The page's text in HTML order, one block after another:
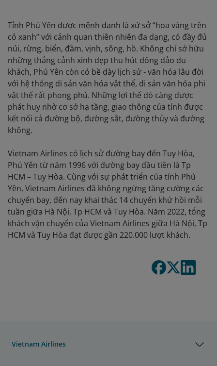
Tỉnh Phú Yên được mệnh danh là xứ sở “hoa vàng trên
cỏ xanh” với cảnh quan thiên nhiên đa dạng, có đầy đủ
núi, rừng, biển, đầm, vịnh, sông, hồ. Không chỉ sở hữu
những thắng cảnh xinh đẹp thu hút đông đảo du
khách, Phú Yên còn có bề dày lịch sử - văn hóa lâu đời
với hệ thống di sản văn hóa vật thể, di sản văn hóa phi
vật thể rất phong phú. Những lợi thế đó càng được
phát huy nhờ cơ sở hạ tầng, giao thông của tỉnh được
kết nối cả đường bộ, đường sắt, đường thủy và đường
không.
Vietnam Airlines có lịch sử đường bay đến Tuy Hòa,
Phú Yên từ năm 1996 với đường bay đầu tiên là Tp
HCM – Tuy Hòa. Cùng với sự phát triển của tỉnh Phú
Yên, Vietnam Airlines đã không ngừng tăng cường các
chuyến bay, đến nay khai thác 14 chuyến khứ hồi mỗi
tuần giữa Hà Nội, Tp HCM và Tuy Hòa. Năm 2022, tổng
khách vận chuyển của Vietnam Airlines giữa Hà Nội, Tp
HCM và Tuy Hòa đạt được gần 220.000 lượt khách.
Vietnam Airlines